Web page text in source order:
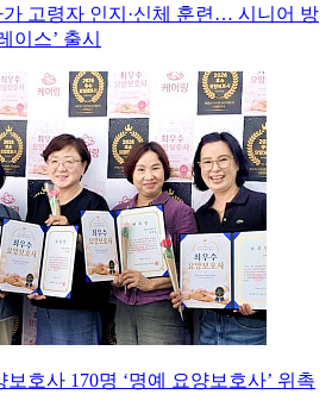
고령자 인지·신체 훈련… 시니어 방
이스’ 출시
보호사 170명 ‘명예 요양보호사’ 위촉